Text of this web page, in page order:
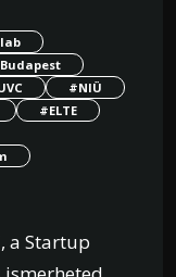
#NIÜ
#ELTE
a Startup